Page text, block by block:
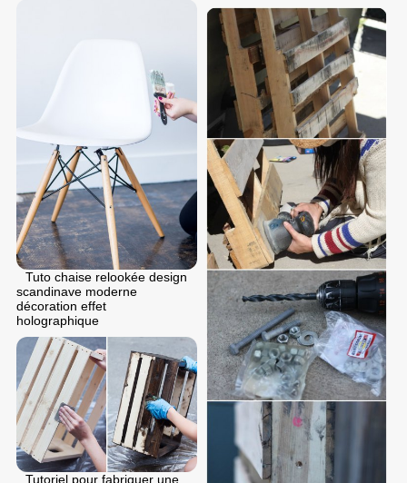
Tuto chaise relookée design
scandinave moderne
décoration effet
holographique
Tutoriel pour fabriquer une